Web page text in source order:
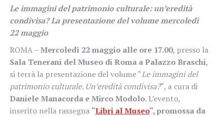
Le immagini del patrimonio culturale: un’eredità
condivisa? La presentazione del volume mercoledì
22 maggio
ROMA –Mercoledì 22 maggio alle ore 17.00, presso la
Sala Tenerani del Museo di Roma a Palazzo Braschi,
si terrà la presentazione del volume “Le immagini del
patrimonio culturale. Un’eredità condivisa?“, a cura di
Daniele Manacorda e Mirco Modolo. L’evento,
inserito nella rassegna “Libri al Museo“, promossa da